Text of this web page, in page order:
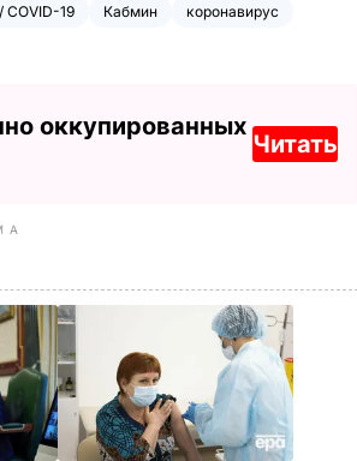
COVID-19 Кабмин
коронавирус
оккупированных
Читать